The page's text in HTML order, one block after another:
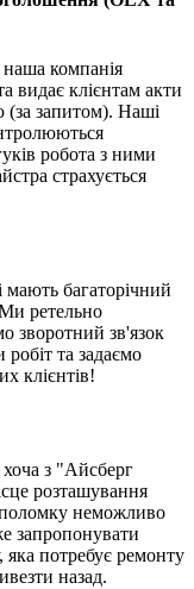
наша компанія
видає клієнтам акти
(за запитом). Наші
робота з ними
страхується
мають багаторічний
ретельно
зворотний зв'язок
та задаємо
клієнтів!
з "Айсберг
розташування
неможливо
запропонувати
яка потребує ремонту
назад.